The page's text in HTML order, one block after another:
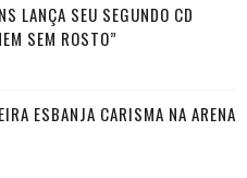
LANÇA SEU SEGUNDO CD
SEM ROSTO”
ESBANJA CARISMA NA ARENA